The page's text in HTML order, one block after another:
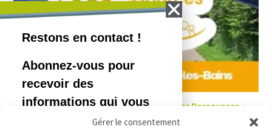
Gérer le consentement
Participez aux premières « Rencontres Ressources »
06/08/2026